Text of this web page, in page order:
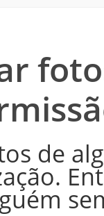
de